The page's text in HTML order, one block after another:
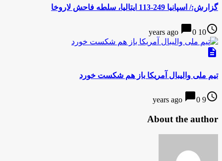
گزارش:/ اسپانیا 249-113 ایتالیا، سلطه فاحش لاروخا
access_time
10 years ago
chat_bubble0
description
تیم ملی والیبال آمریکا باز هم شکست خورد
access_time
9 years ago
chat_bubble0
About the author